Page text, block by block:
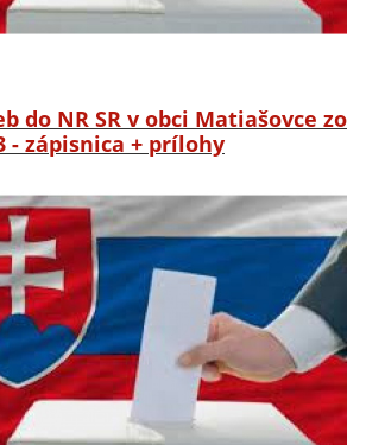
do NR SR v obci Matiašovce zo
- zápisnica + prílohy